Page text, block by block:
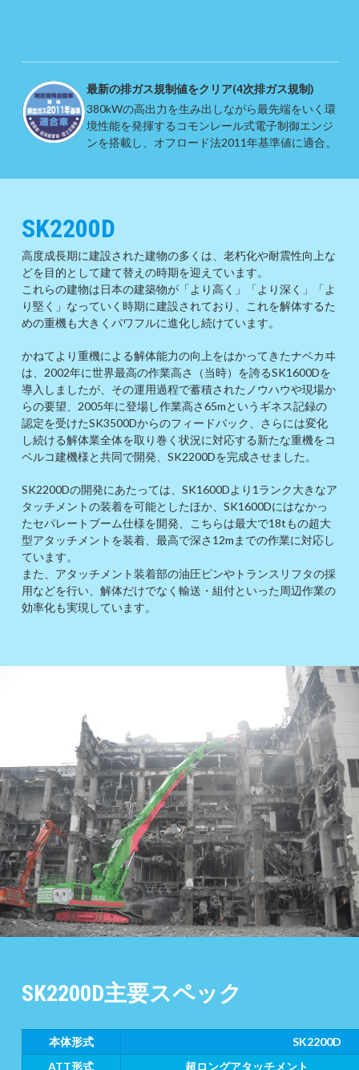
最新の排ガス規制値をクリア(4次排ガス規制)
380kWの高出力を生み出しながら最先端をいく環
境性能を発揮するコモンレール式電子制御エンジ
ンを搭載し、オフロード法2011年基準値に適合。
SK2200D
高度成長期に建設された建物の多くは、老朽化や耐震性向上な
どを目的として建て替えの時期を迎えています。
これらの建物は日本の建築物が「より高く」「より深く」「よ
り堅く」なっていく時期に建設されており、これを解体するた
めの重機も大きくパワフルに進化し続けています。
かねてより重機による解体能力の向上をはかってきたナベカヰ
は、2002年に世界最高の作業高さ（当時）を誇るSK1600Dを
導入しましたが、その運用過程で蓄積されたノウハウや現場か
らの要望、2005年に登場し作業高さ65mというギネス記録の
認定を受けたSK3500Dからのフィードバック、さらには変化
し続ける解体業全体を取り巻く状況に対応する新たな重機をコ
ベルコ建機様と共同で開発、SK2200Dを完成させました。
SK2200Dの開発にあたっては、SK1600Dより1ランク大きなア
タッチメントの装着を可能としたほか、SK1600Dにはなかっ
たセパレートブーム仕様を開発、こちらは最大で18tもの超大
型アタッチメントを装着、最高で深さ12mまでの作業に対応し
ています。
また、アタッチメント装着部の油圧ピンやトランスリフタの採
用などを行い、解体だけでなく輸送・組付といった周辺作業の
効率化も実現しています。
SK2200D主要スペック
本体形式
SK2200D
ATT形式
超ロングアタッチメント